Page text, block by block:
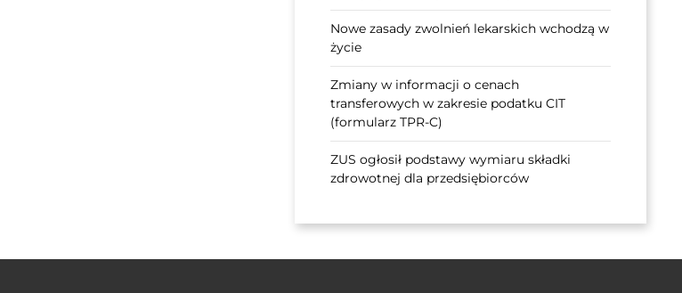
Nowe zasady zwolnień lekarskich wchodzą w
życie
Zmiany w informacji o cenach
transferowych w zakresie podatku CIT
(formularz TPR-C)
ZUS ogłosił podstawy wymiaru składki
zdrowotnej dla przedsiębiorców